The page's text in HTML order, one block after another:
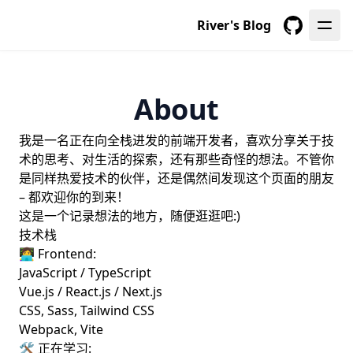
River's Blog
About
我是一名正在向全栈进发的前端开发者，喜欢分享关于技
术的思考、对生活的探索，还有那些奇怪的想法。不管你
是同样热爱技术的伙伴，还是偶然间发现这个页面的朋友
– 都欢迎你的到来！
这是一个记录想法的地方，随便逛逛吧:)
技术栈
👩‍💻 Frontend:
JavaScript / TypeScript
Vue.js / React.js / Next.js
CSS, Sass, Tailwind CSS
Webpack, Vite
🛠️ 正在学习: